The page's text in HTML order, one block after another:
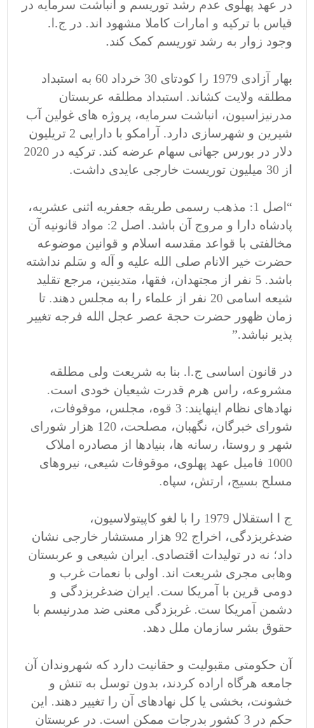
در عهد پهلوی عدم رشد توریسم و انباشت سرمایه در
قیاس با ترکیه و امارات کاملا مشهود اند. در ج.ا.
وجود زوار به رشد توریسم کمک کند.
بهار آزادی 1979 را کودتای 30 خرداد 60 به استبداد
مطلقه ولایت کشاند. استبداد مطلقه عربستان
مدرنیزاسیون، انباشت سرمایه، پروژه های غولین آب
شیرین و شهرسازی دارد. آرامکو با دارایی 2 تریلیون
دلار در بورس جهانی سهام عرضه کند. ترکیه در 2020
از 30 میلیون توریست خارجی عایدی داشت.
“اصل 1: مذهب رسمی طریقه جعفریه اثنی عشریه،
پادشاه دارا و مروج آن باشد. اصل 2: مواد قانونیه آن
مخالفتی با قواعد مقدسه اسلام و قوانین موضوعه
حضرت خیر الانام صلی الله علیه و آله و سَلم نداشته
باشد. 5 نفر از مجتهدان، فقها، متدینین، مرجع تقلید
شیعه اسامی 20 نفر از علماء را به مجلس دهند. تا
زمان ظهور حضرت حجة عصر عجل الله فرجه تغییر
پذیر نباشد.”
در قانون اساسی ج.ا. بنا به شریعت ولی مطلقه
مشروعه، راس هرم قدرت شیعیان خودی است.
نهادهای نظام اینهایند: 3 قوه، مجلس، موقوفات،
شورای خبرگان، نگهبان، مصلحت، 120 هزار شورای
شهر و روستا، رسانه ها، بنیادها از مصادره املاک
1000 فامیل عهد پهلوی، موقوفات شیعی، نیروهای
مسلح بسیج، ارتش، سپاه.
ج ا استقلال 1979 را با لغو کاپیتولاسیون،
ضدغربزدگی، اخراج 92 هزار مستشار خارجی نشان
داد؛ نه در تولیدات اقتصادی. ایران شیعی و عربستان
وهابی مجری شریعت اند. اولی با نعمات غرب و
دومی قرین با آمریکا ست. ایران ضدغربزدگی و
دشمن آمریکا ست. غربزدگی معنی ضد مدرنیسم با
حقوق بشر سازمان ملل دهد.
آن حکومتی مقبولیت و حقانیت دارد که شهروندان آن
جامعه هرگاه اراده کردند، بدون توسل به تنش و
خشونت، بخشی یا کل نهادهای آن را تغییر دهند. این
حکم در 3 کشور بدرجات ممکن است. در عربستان